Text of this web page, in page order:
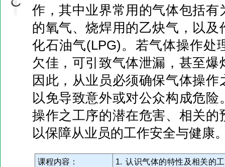
作，其中业界常用的气体包括有
的氧气、烧焊用的乙炔气，以及
化石油气(LPG)。若气体操作处
欠佳，可引致气体泄漏，甚至
因此，从业员必须确保气体操
以免导致意外或对公众构成危
操作之工序的潜在危害、相关的
以保障从业员的工作安全与健康
课程内容：
1. 认识气体的特性及相关的